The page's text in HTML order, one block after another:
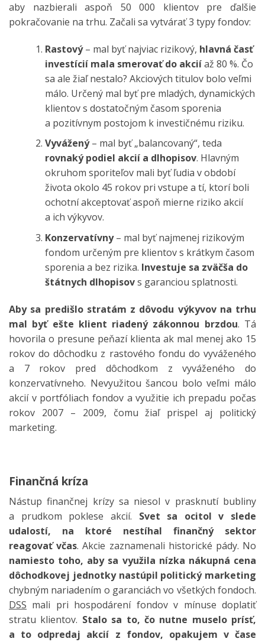
aby nazbierali aspoň 50 000 klientov pre ďalšie
pokračovanie na trhu. Začali sa vytvárať 3 typy fondov:
Rastový– mal byť najviac rizikový, hlavná časť
investícií mala smerovať do akciíaž 80 %. Čo
sa ale žiaľ nestalo? Akciových titulov bolo veľmi
málo. Určený mal byť pre mladých, dynamických
klientov s dostatočným časom sporenia
a pozitívnym postojom k investičnému riziku.
Vyvážený– mal byť „balancovaný“, teda
rovnaký podiel akcií a dlhopisov. Hlavným
okruhom sporiteľov mali byť ľudia v období
života okolo 45 rokov pri vstupe a tí, ktorí boli
ochotní akceptovať aspoň mierne riziko akcií
a ich výkyvov.
Konzervatívny– mal byť najmenej rizikovým
fondom určeným pre klientov s krátkym časom
sporenia a bez rizika. Investuje sa zväčša do
štátnych dlhopisovs garanciou splatnosti.
Aby sa predišlo stratám z dôvodu výkyvov na trhu
mal byť ešte klient riadený zákonnou brzdou. Tá
hovorila o presune peňazí klienta ak mal menej ako 15
rokov do dôchodku z rastového fondu do vyváženého
a 7 rokov pred dôchodkom z vyváženého do
konzervatívneho. Nevyužitou šancou bolo veľmi málo
akcií v portfóliach fondov a využitie ich prepadu počas
rokov 2007 – 2009, čomu žiaľ prispel aj politický
marketing.
Finančná kríza
Nástup finančnej krízy sa niesol v prasknutí bubliny
a prudkom poklese akcií. Svet sa ocitol v slede
udalostí, na ktoré nestíhal finančný sektor
reagovať včas. Akcie zaznamenali historické pády. No
namiesto toho, aby sa využila nízka nákupná cena
dôchodkovej jednotky nastúpil politický marketing
chybným nariadením o garanciách vo všetkých fondoch.
DSS mali pri hospodárení fondov v mínuse doplatiť
stratu klientov. Stalo sa to, čo nutne muselo prísť,
a to odpredaj akcií z fondov, opakujem v čase